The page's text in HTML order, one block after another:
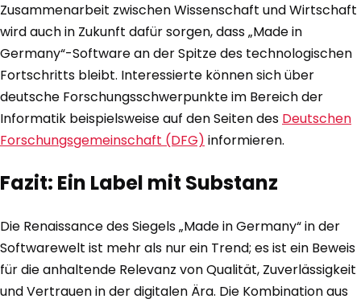
Zusammenarbeit zwischen Wissenschaft und Wirtschaft
wird auch in Zukunft dafür sorgen, dass „Made in
Germany“-Software an der Spitze des technologischen
Fortschritts bleibt. Interessierte können sich über
deutsche Forschungsschwerpunkte im Bereich der
Informatik beispielsweise auf den Seiten des Deutschen
Forschungsgemeinschaft (DFG) informieren.
Fazit: Ein Label mit Substanz
Die Renaissance des Siegels „Made in Germany“ in der
Softwarewelt ist mehr als nur ein Trend; es ist ein Beweis
für die anhaltende Relevanz von Qualität, Zuverlässigkeit
und Vertrauen in der digitalen Ära. Die Kombination aus